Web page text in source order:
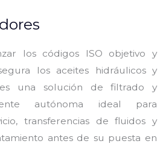
los códigos ISO objetivo y
los aceites hidráulicos y
una solución de filtrado y
autónoma ideal para
transferencias de fluidos y
antes de su puesta en